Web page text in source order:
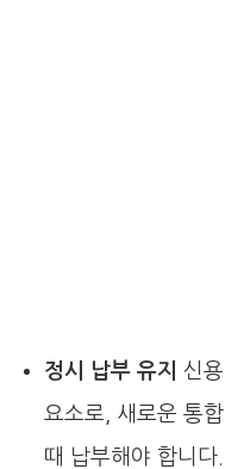
정시 납부 유지 신
요소로, 새로운 통
때 납부해야 합니다.